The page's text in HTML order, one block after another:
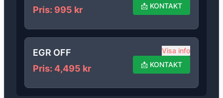
Pris: 995 kr
📩 KONTAKT
EGR OFF
Pris: 4,495 kr
Visa info
📩 KONTAKT